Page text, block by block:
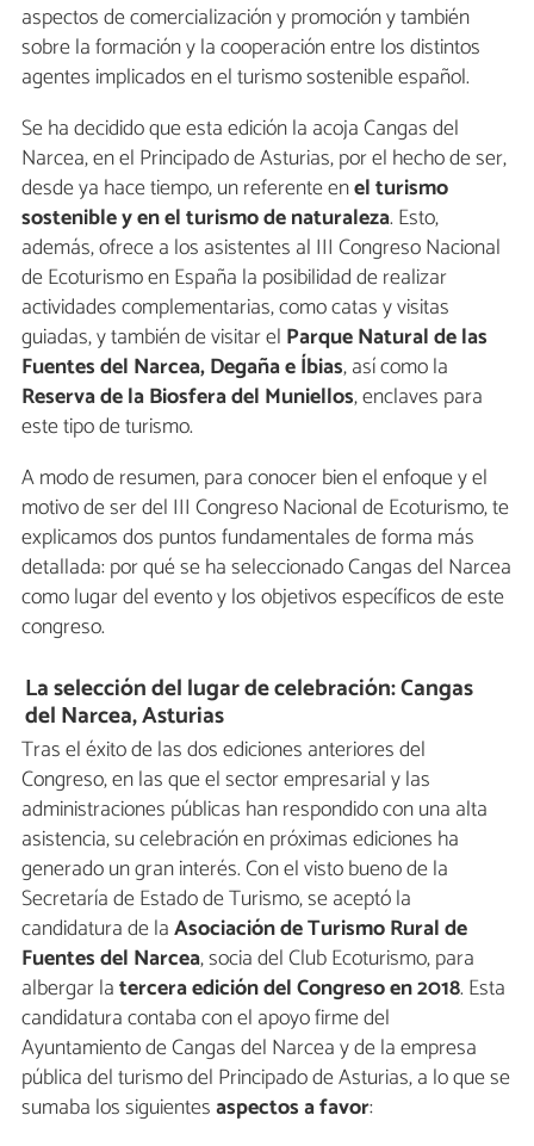
aspectos de comercialización y promoción y también
sobre la formación y la cooperación entre los distintos
agentes implicados en el turismo sostenible español.
Se ha decidido que esta edición la acoja Cangas del
Narcea, en el Principado de Asturias, por el hecho de ser,
desde ya hace tiempo, un referente enel turismo
sostenible y en el turismo de naturaleza. Esto,
además, ofrece a los asistentes al III Congreso Nacional
de Ecoturismo en España la posibilidad de realizar
actividades complementarias, como catas y visitas
guiadas, y también de visitar el Parque Natural de las
Fuentes del Narcea, Degaña e Íbias, así como la
Reserva de la Biosfera del Muniellos, enclaves para
este tipo de turismo.
A modo de resumen, para conocer bien el enfoque y el
motivo de ser del III Congreso Nacional de Ecoturismo, te
explicamos dos puntos fundamentales de forma más
detallada: por qué se ha seleccionado Cangas del Narcea
como lugar del evento y los objetivos específicos de este
congreso.
La selección del lugar de celebración: Cangas
del Narcea, Asturias
Tras el éxito de las dos ediciones anteriores del
Congreso, en las que el sector empresarial y las
administraciones públicas han respondido con una alta
asistencia, su celebración en próximas ediciones ha
generado un gran interés. Con el visto bueno de la
Secretaría de Estado de Turismo, se aceptó la
candidatura de laAsociación de Turismo Rural de
Fuentes del Narcea, socia del Club Ecoturismo, para
albergar latercera edición del Congreso en 2018. Esta
candidatura contaba con el apoyo firme del
Ayuntamiento de Cangas del Narcea y de la empresa
pública del turismo del Principado de Asturias, a lo que se
sumaba los siguientesaspectos a favor: